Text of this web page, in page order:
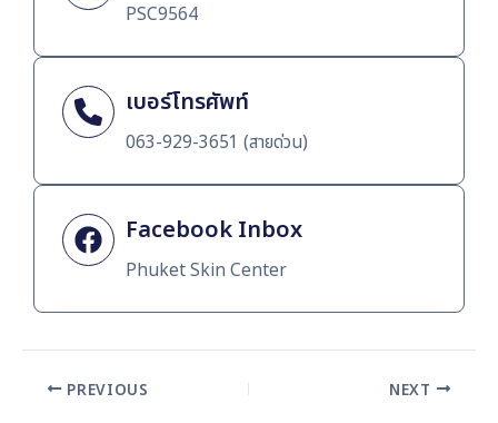
PSC9564
เบอร์โทรศัพท์
063-929-3651 (สายด่วน)
Facebook Inbox
Phuket Skin Center
PREVIOUS NEXT